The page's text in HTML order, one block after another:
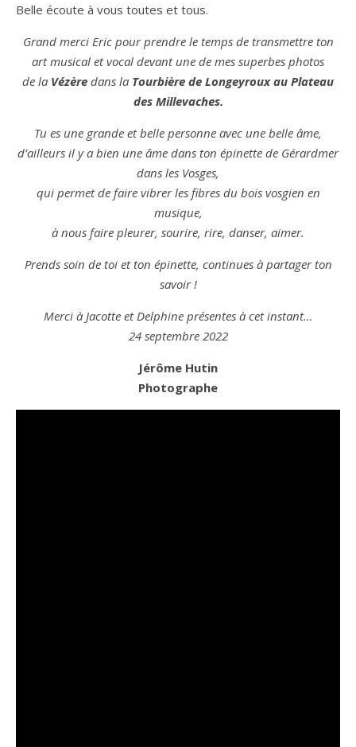
Belle écoute à vous toutes et tous.
Grand merci Eric pour prendre le temps de transmettre ton
art musical et vocal devant une de mes superbes photos
de la Vézère dans la Tourbière de Longeyroux au Plateau
des Millevaches.
Tu es une grande et belle personne avec une belle âme,
d’ailleurs il y a bien une âme dans ton épinette de Gérardmer
dans les Vosges,
qui permet de faire vibrer les fibres du bois vosgien en
musique,
à nous faire pleurer, sourire, rire, danser, aimer.
Prends soin de toi et ton épinette, continues à partager ton
savoir !
Merci à Jacotte et Delphine présentes à cet instant…
24 septembre 2022
Jérôme Hutin
Photographe